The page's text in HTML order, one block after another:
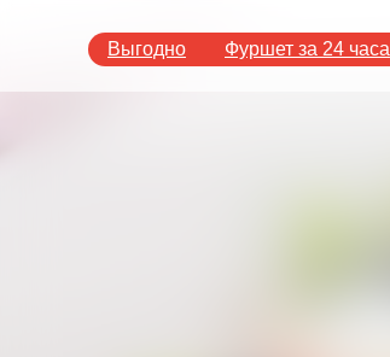
Выгодно Фуршет за 24 часа